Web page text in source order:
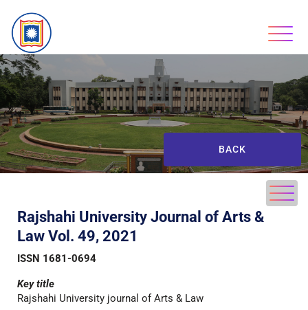
BACK
Rajshahi University Journal of Arts &
Law Vol. 49, 2021
ISSN 1681-0694
Key title
Rajshahi University journal of Arts & Law